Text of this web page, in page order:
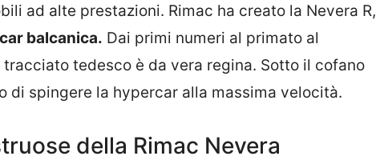
ad alte prestazioni. Rimac ha creato la Nevera R,
balcanica. Dai primi numeri al primato al
tedesco è da vera regina. Sotto il cofano
di spingere la hypercar alla massima velocità.
della Rimac Nevera